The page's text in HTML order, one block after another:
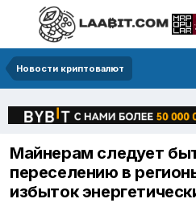
Новости криптовалют
Майнерам следует
переселению в
избыток